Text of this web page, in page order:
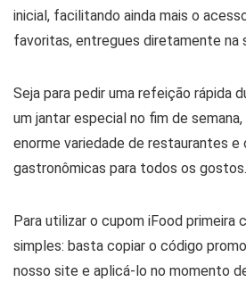
inicial, facilitando ainda mais o
favoritas, entregues diretamente na
Seja para pedir uma refeição rápida
um jantar especial no fim de
enorme variedade de restaurantes e
gastronômicas para todos os gostos.
Para utilizar o cupom iFood primeira
simples: basta copiar o código
nosso site e aplicá-lo no momento